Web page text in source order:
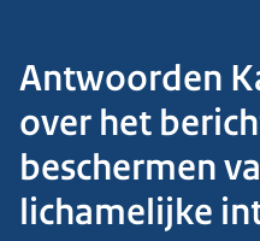
Antwoorden
over het
beschermen
lichamelijke